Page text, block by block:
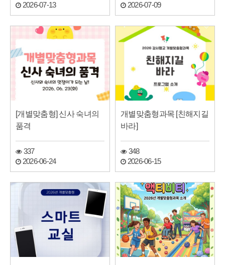
2026-07-13
2026-07-09
[개별맞춤형] 신사 숙녀의
품격
337
2026-06-24
개별맞춤형과목 [친해지길
바라]
348
2026-06-15